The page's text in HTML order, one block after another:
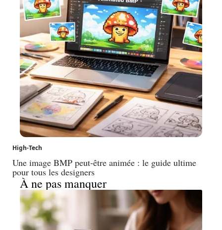
High-Tech
Une image BMP peut-être animée : le guide ultime
pour tous les designers
À ne pas manquer